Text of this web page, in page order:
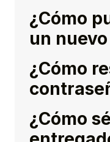
¿Cómo
un
¿Cómo
¿Cómo